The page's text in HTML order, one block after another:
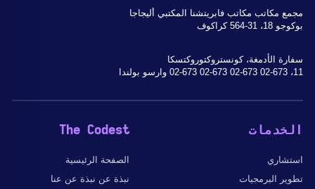
مجمع مكاتب مكاتب فابريتشنا المكتبي أليجاجا
بوكوجو 18، 31-564 كراكوف
سفارة الأدمغة، كونستروكتوروكتسكا
11، 02-673 02-673 02-673 02-673 وارسو بولندا
The Codest
الصفحة الرئيسية
نبذة عن نبذة عن عنا
الخدمات
استشاري
تطوير البرمجيات